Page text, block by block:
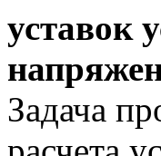
уставок
Задача